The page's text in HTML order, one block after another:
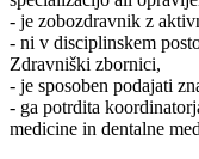
- je zobozdravnik z
- ni v disciplinskem
Zdravniški zbornici,
- je sposoben podajati
- ga potrdita
medicine in dentalne